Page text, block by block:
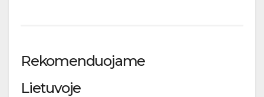
Rekomenduojame
Lietuvoje